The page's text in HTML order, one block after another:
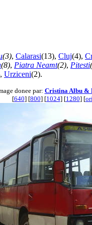
(3), Calarasi(13), Cluj(4),
(8), Piatra Neamt(2), Pitesti
Urziceni(2).
donee par: Cristina Albu &
[640] [800] [1024] [1280] [